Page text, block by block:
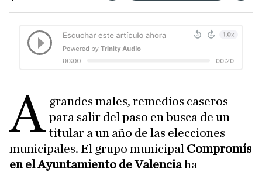
A grandes males, remedios caseros
para salir del paso en busca de un
titular a un año de las elecciones
municipales. El grupo municipal Compromís
en el Ayuntamiento de Valenciaha